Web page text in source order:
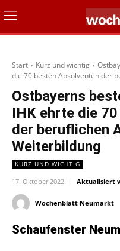
Start Kurz und wichtig
die 70 besten Absolventen der
Ostbayerns
IHK ehrte die
der beruflichen
Weiterbildung
KURZ UND WICHTIG
17. Oktober 2022 Aktualisiert
Wochenblatt Neumarkt
Schaufenster